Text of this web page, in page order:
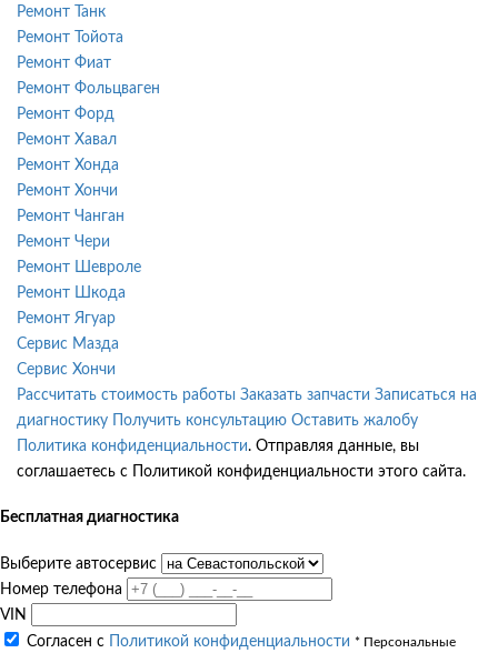
Ремонт Танк
Ремонт Тойота
Ремонт Фиат
Ремонт Фольцваген
Ремонт Форд
Ремонт Хавал
Ремонт Хонда
Ремонт Хончи
Ремонт Чанган
Ремонт Чери
Ремонт Шевроле
Ремонт Шкода
Ремонт Ягуар
Сервис Мазда
Сервис Хончи
Рассчитать стоимость работы Заказать запчасти Записаться на
диагностику
Получить консультацию Оставить жалобу
Политика конфиденциальности. Отправляя данные, вы
соглашаетесь с Политикой конфиденциальности этого сайта.
Бесплатная диагностика
Выберите автосервис
Номер телефона
VIN
Согласен с
Политикой конфиденциальности * Персональные